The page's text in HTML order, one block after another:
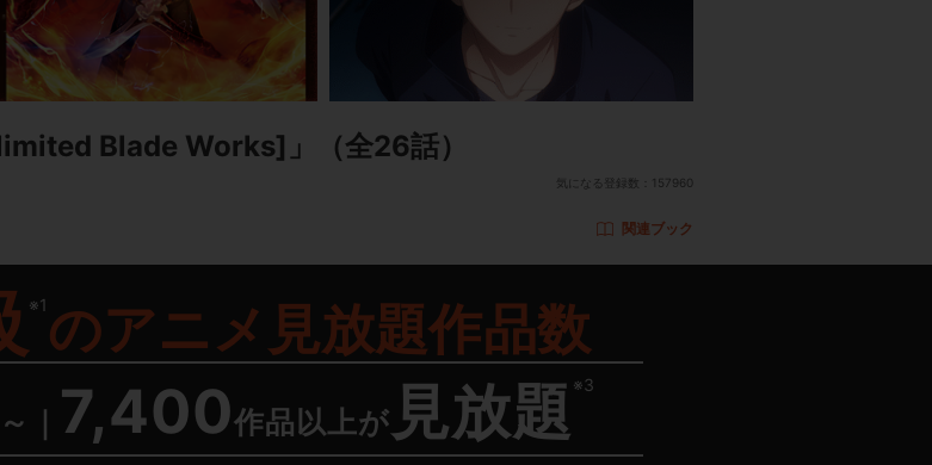
Blade Works]」 （全26話）
気になる登録数： 157960
関連ブック
※1 のアニメ見放題作品数
7,400作品以上が 見放題 ※3